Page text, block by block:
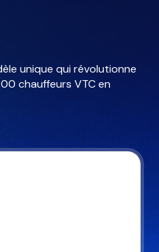
unique qui révolutionne
chauffeurs VTC en